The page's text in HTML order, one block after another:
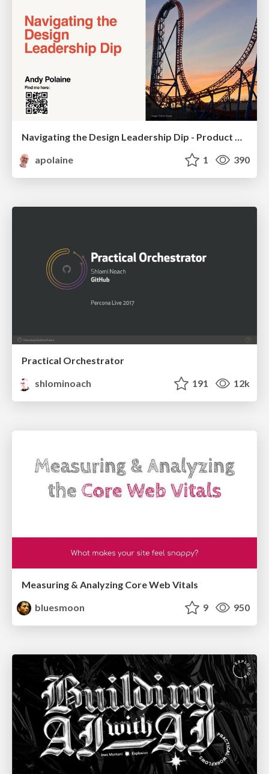
Navigating the Design Leadership Dip - Product Design Week Design Leaders+ Conference 2024
apolaine
1 390
Practical Orchestrator
shlominoach
191 12k
Measuring & Analyzing Core Web Vitals
bluesmoon
9 950